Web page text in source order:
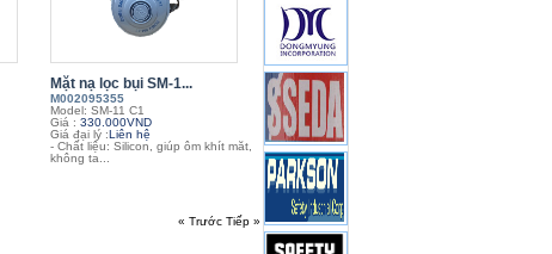
Mặt nạ lọc bụi SM-1...
M002095355
Model: SM-11 C1
Giá : 330.000VND
Giá đại lý :Liên hệ
- Chất liệu: Silicon, giúp ôm khít măt,
không ta...
« Trước Tiếp »